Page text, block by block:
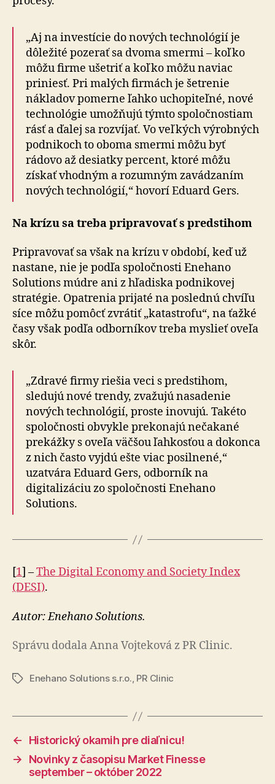
„Aj na investície do nových technológií je
dôležité pozerať sa dvoma smermi – koľko
môžu firme ušetriť a koľko môžu naviac
priniesť. Pri malých firmách je šetrenie
nákladov pomerne ľahko uchopiteľné, nové
technológie umožňujú týmto spoločnostiam
rásť a ďalej sa rozvíjať. Vo veľkých výrobných
podnikoch to oboma smermi môžu byť
rádovo až desiatky percent, ktoré môžu
získať vhodným a rozumným zavádzaním
nových technológií,“ hovorí Eduard Gers.
Na krízu sa treba pripravovať s predstihom
Pripravovať sa však na krízu v období, keď už
nastane, nie je podľa spoločnosti Enehano
Solutions múdre ani z hľadiska podnikovej
stratégie. Opatrenia prijaté na poslednú chvíľu
síce môžu pomôcť zvrátiť „katastrofu“, na ťažké
časy však podľa odborníkov treba myslieť oveľa
skôr.
„Zdravé firmy riešia veci s predstihom,
sledujú nové trendy, zvažujú nasadenie
nových technológií, proste inovujú. Takéto
spoločnosti obvykle prekonajú nečakané
prekážky s oveľa väčšou ľahkosťou a dokonca
z nich často vyjdú ešte viac posilnené,“
uzatvára Eduard Gers, odborník na
digitalizáciu zo spoločnosti Enehano
Solutions.
[1] –The Digital Economy and Society Index
(DESI).
Autor: Enehano Solutions.
Správu dodala Anna Vojteková z PR Clinic.
ZnačkyEnehano Solutions s.r.o., PR Clinic
←
Historický okamih pre diaľnicu!
→
Novinky z časopisu Market Finesse
september – október 2022